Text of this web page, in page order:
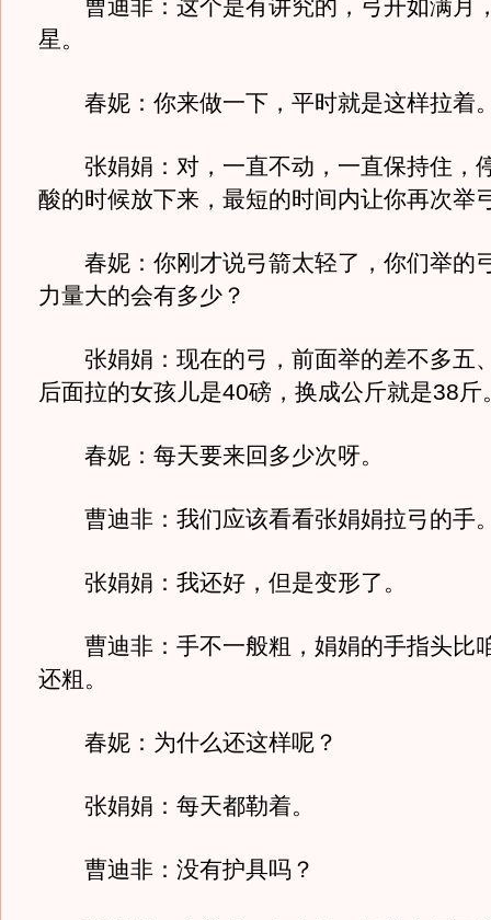
曹迪非：这个是有讲究的，弓开如满月
星。
春妮：你来做一下，平时就是这样拉着
张娟娟：对，一直不动，一直保持住，
酸的时候放下来，最短的时间内让你再次举
春妮：你刚才说弓箭太轻了，你们举的
力量大的会有多少？
张娟娟：现在的弓，前面举的差不多五
后面拉的女孩儿是40磅，换成公斤就是38斤
春妮：每天要来回多少次呀。
曹迪非：我们应该看看张娟娟拉弓的手
张娟娟：我还好，但是变形了。
曹迪非：手不一般粗，娟娟的手指头比
还粗。
春妮：为什么还这样呢？
张娟娟：每天都勒着。
曹迪非：没有护具吗？